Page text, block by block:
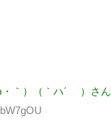
・｀）（｀ハ´ ）さん